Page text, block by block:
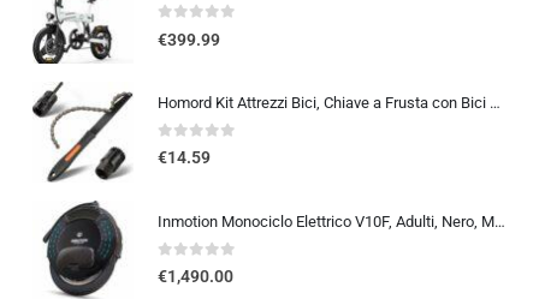
0out of 5
€399.99
Homord Kit Attrezzi Bici, Chiave a Frusta con Bici Chiave Pacco Pignoni, Kit Catena Bici Frusta per Catena Freewheel Removal
0out of 5
€14.59
Inmotion Monociclo Elettrico V10F, Adulti, Nero, Motore 2000W, Autonomia Fino a 75km, 25lm/h, Pneumatico Gonfiabile 16″, Blue
0out of 5
€1,490.00